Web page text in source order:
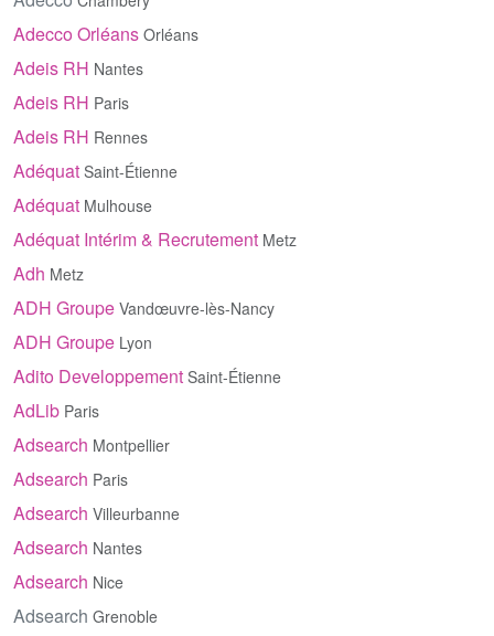
Adecco Orléans Orléans
Adeis RH Nantes
Adeis RH Paris
Adeis RH Rennes
Adéquat Saint-Étienne
Adéquat Mulhouse
Adéquat Intérim & Recrutement Metz
Adh Metz
ADH Groupe Vandœuvre-lès-Nancy
ADH Groupe Lyon
Adito Developpement Saint-Étienne
AdLib Paris
Adsearch Montpellier
Adsearch Paris
Adsearch Villeurbanne
Adsearch Nantes
Adsearch Nice
Adsearch Grenoble